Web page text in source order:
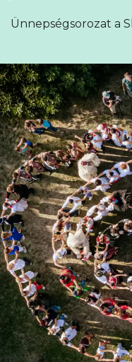
Ünnepségsorozat a